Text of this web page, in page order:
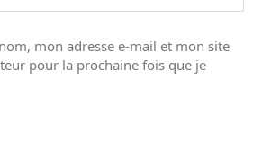
mon adresse e-mail et mon site
pour la prochaine fois que je